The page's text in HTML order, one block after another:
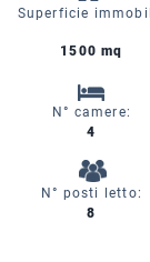
Superficie
1500 mq
N° camere:
4
N° posti letto:
8